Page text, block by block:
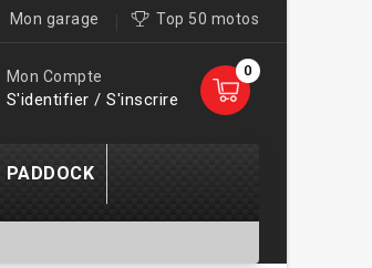
Mon garage Top 50 motos
0
Mon Compte
S'identifier / S'inscrire